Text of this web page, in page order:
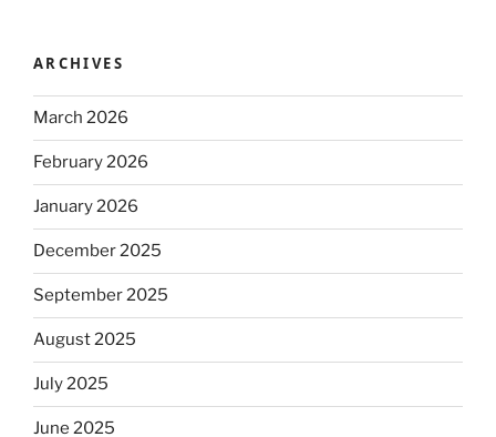
ARCHIVES
March 2026
February 2026
January 2026
December 2025
September 2025
August 2025
July 2025
June 2025